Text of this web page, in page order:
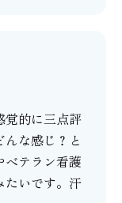
覚的に三点評
な感じ？と
ベテラン看護
たいです。汗